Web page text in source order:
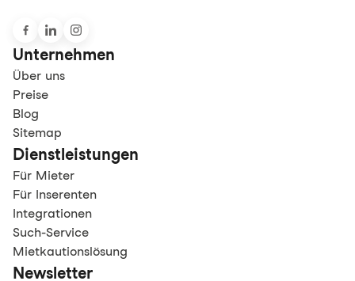
Unternehmen
Über uns
Preise
Blog
Sitemap
Dienstleistungen
Für Mieter
Für Inserenten
Integrationen
Such-Service
Mietkautionslösung
Newsletter